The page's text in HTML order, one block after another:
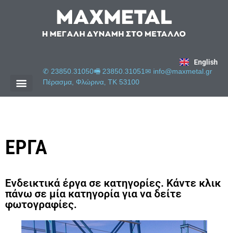
English
✆ 23850.31050🖷 23850.31051 ✉︎ info@maxmetal.gr
Πέρασμα, Φλώρινα, ΤΚ 53100
ΕΡΓΑ
Ενδεικτικά έργα σε κατηγορίες. Κάντε κλικ
πάνω σε μία κατηγορία για να δείτε
φωτογραφίες.